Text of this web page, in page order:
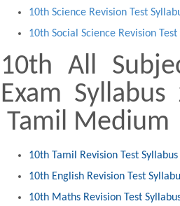
10th Science Revision Test
10th Social Science Revision
10th All
Exam
Tamil Medium
10th Tamil Revision Test
10th English Revision Test
10th Maths Revision Test